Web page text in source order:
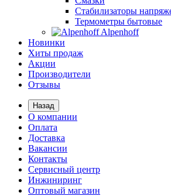
Стабилизаторы
Термометры бытовые
Alpenhoff
Новинки
Хиты продаж
Акции
Производители
Отзывы
Назад
О компании
Оплата
Доставка
Вакансии
Контакты
Сервисный центр
Инжиниринг
Оптовый магазин